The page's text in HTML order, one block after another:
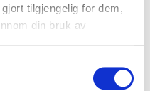
tilgjengelig for dem,
din bruk av